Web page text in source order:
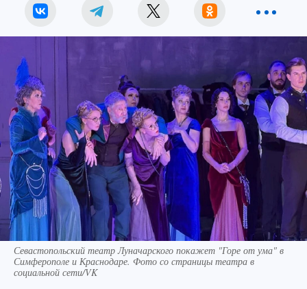
Севастопольский театр Луначарского покажет "Горе от ума" в
Симферополе и Краснодаре. Фото со страницы театра в
социальной сети/VK